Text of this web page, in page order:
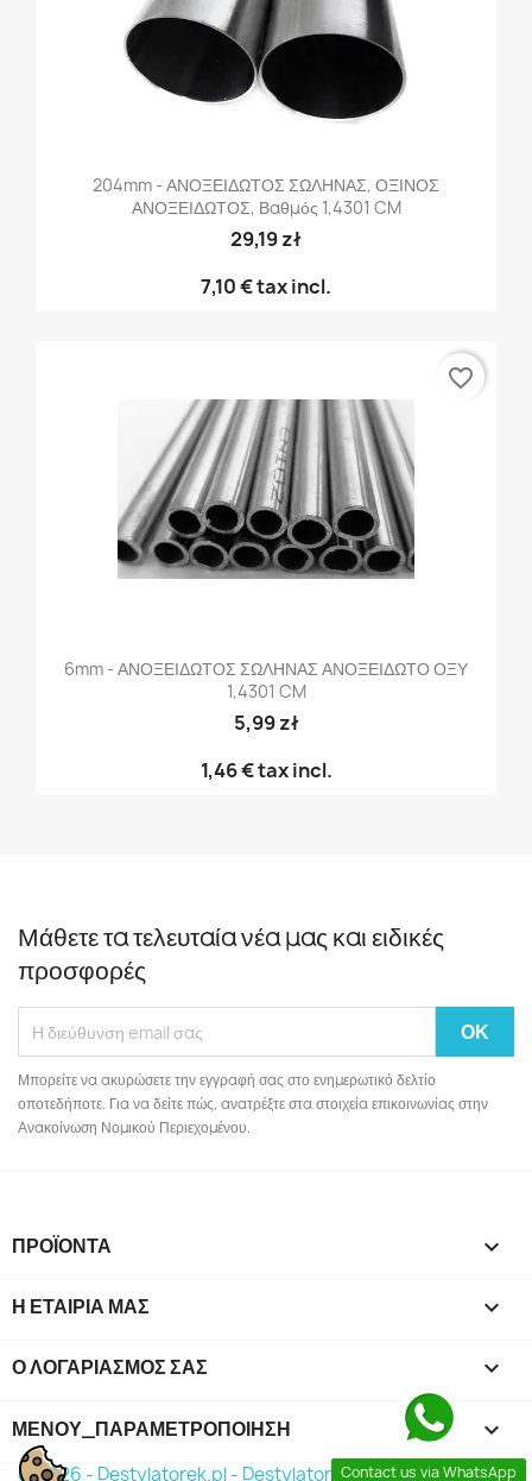
204mm - ΑΝΟΞΕΙΔΩΤΟΣ ΣΩΛΗΝΑΣ, ΟΞΙΝΟΣ
ΑΝΟΞΕΙΔΩΤΟΣ, Βαθμός 1,4301 CM
29,19 zł
7,10 €tax incl.
6mm - ΑΝΟΞΕΙΔΩΤΟΣ ΣΩΛΗΝΑΣ ΑΝΟΞΕΙΔΩΤΟ ΟΞΥ
1,4301 CM
5,99 zł
1,46 €tax incl.
favorite_border
Μάθετε τα τελευταία νέα μας και ειδικές
προσφορές
Μπορείτε να ακυρώσετε την εγγραφή σας στο ενημερωτικό δελτίο
οποτεδήποτε. Για να δείτε πώς, ανατρέξτε στα στοιχεία επικοινωνίας στην
Ανακοίνωση Νομικού Περιεχομένου.
ΠΡΟΪΌΝΤΑ 
Η ΕΤΑΙΡΊΑ ΜΑΣ 
Ο ΛΟΓΑΡΙΑΣΜΌΣ ΣΑΣ 
Contact us via WhatsApp
ΜΕΝΟΎ_ΠΑΡΑΜΕΤΡΟΠΟΊΗΣΗ keyboard_arrow_down
© 2026 - Destylatorek.pl - Destylator 2026